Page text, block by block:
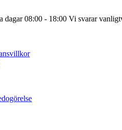
dagar 08:00 - 18:00 Vi svarar